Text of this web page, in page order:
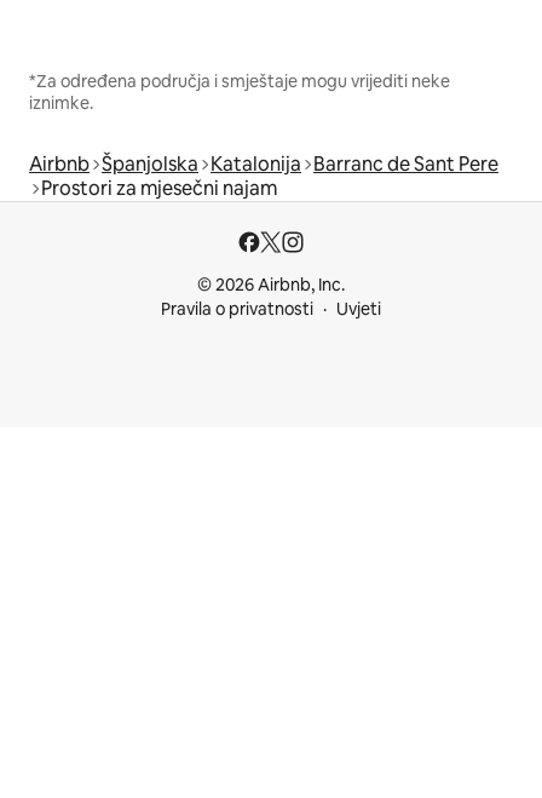
*Za određena područja i smještaje mogu vrijediti neke
iznimke.
Airbnb Španjolska Katalonija Barranc de Sant Pere
Prostori za mjesečni najam
© 2026 Airbnb, Inc.
Pravila o privatnosti
Uvjeti